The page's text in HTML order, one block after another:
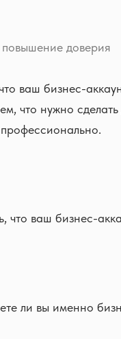
повышение доверия
ваш бизнес-
что нужно сделать
что ваш бизнес-
ли вы именно